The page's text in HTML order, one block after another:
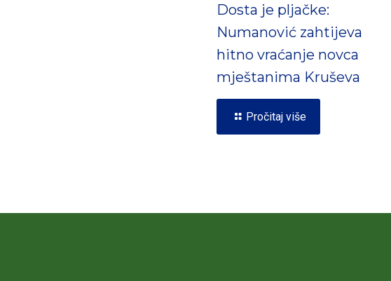
Dosta je pljačke:
Numanović zahtijeva
hitno vraćanje novca
mještanima Kruševa
Pročitaj više